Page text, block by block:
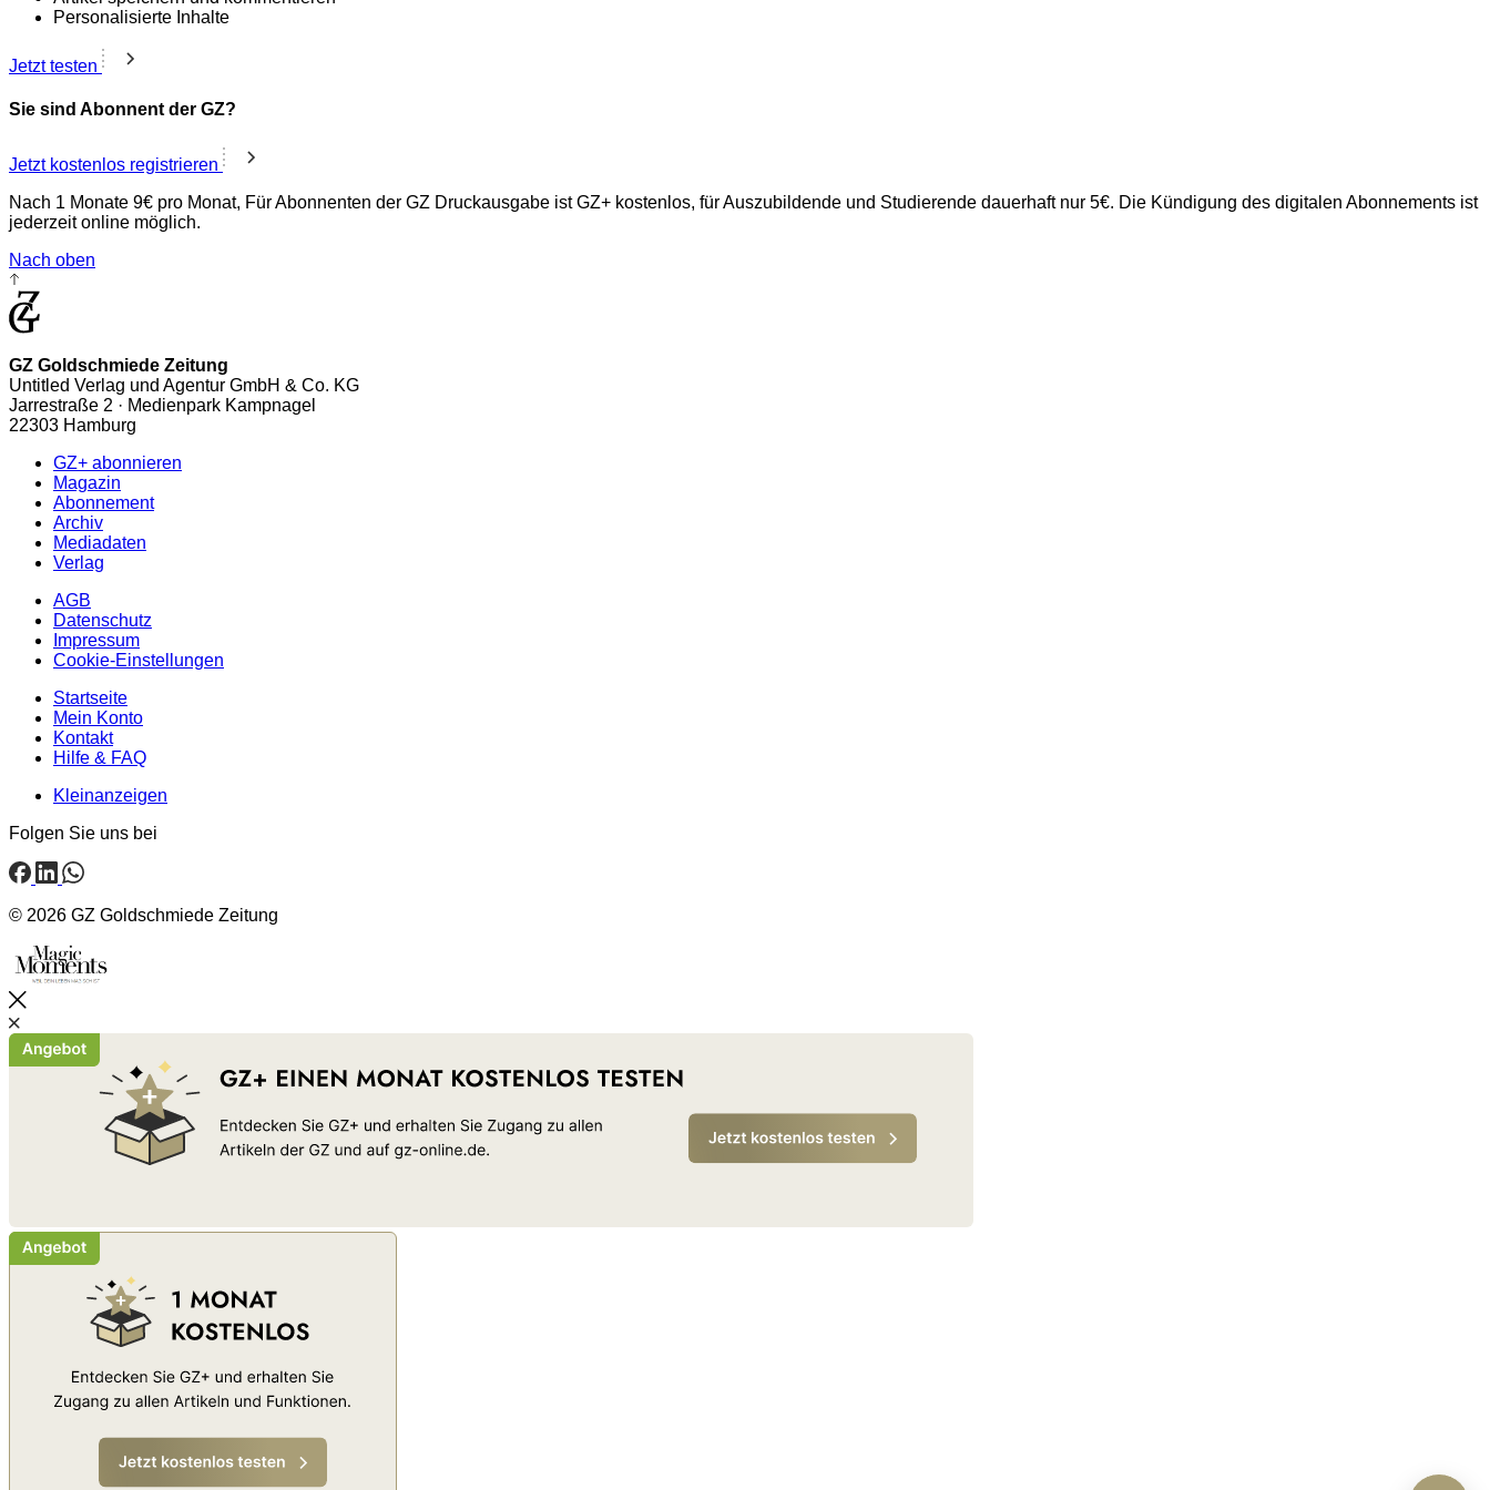
Personalisierte Inhalte
Jetzt testen
Sie sind Abonnent der GZ?
Jetzt kostenlos registrieren
Nach 1 Monate 9€ pro Monat, Für Abonnenten der GZ Druckausgabe ist GZ+ kostenlos, für Auszubildende und Studierende dauerhaft nur 5€. Die Kündigung des digitalen Abonnements ist
jederzeit online möglich.
Nach oben
GZ Goldschmiede Zeitung
Untitled Verlag und Agentur GmbH & Co. KG
Jarrestraße 2 · Medienpark Kampnagel
22303 Hamburg
GZ+ abonnieren
Magazin
Abonnement
Archiv
Mediadaten
Verlag
AGB
Datenschutz
Impressum
Cookie-Einstellungen
Startseite
Mein Konto
Kontakt
Hilfe & FAQ
Kleinanzeigen
Folgen Sie uns bei
© 2026 GZ Goldschmiede Zeitung
Schließen